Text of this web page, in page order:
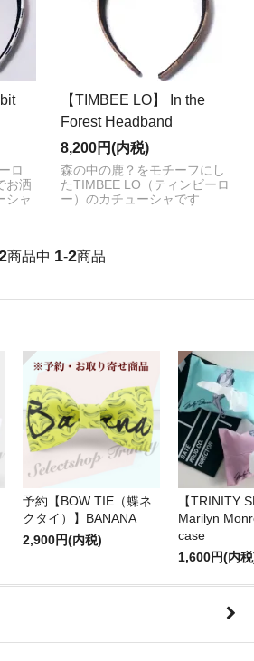
ロ
お洒
シャ
【TIMBEE LO】 In the
Forest Headband
8,200円(内税)
森の中の鹿？をモチーフにし
たTIMBEE LO（ティンビーロ
ー）のカチューシャです
商品中 1-2商品
予約【BOW TIE（蝶ネ
クタイ）】BANANA
2,900円(内税)
【TRINITY
Marilyn
case
1,600円(内